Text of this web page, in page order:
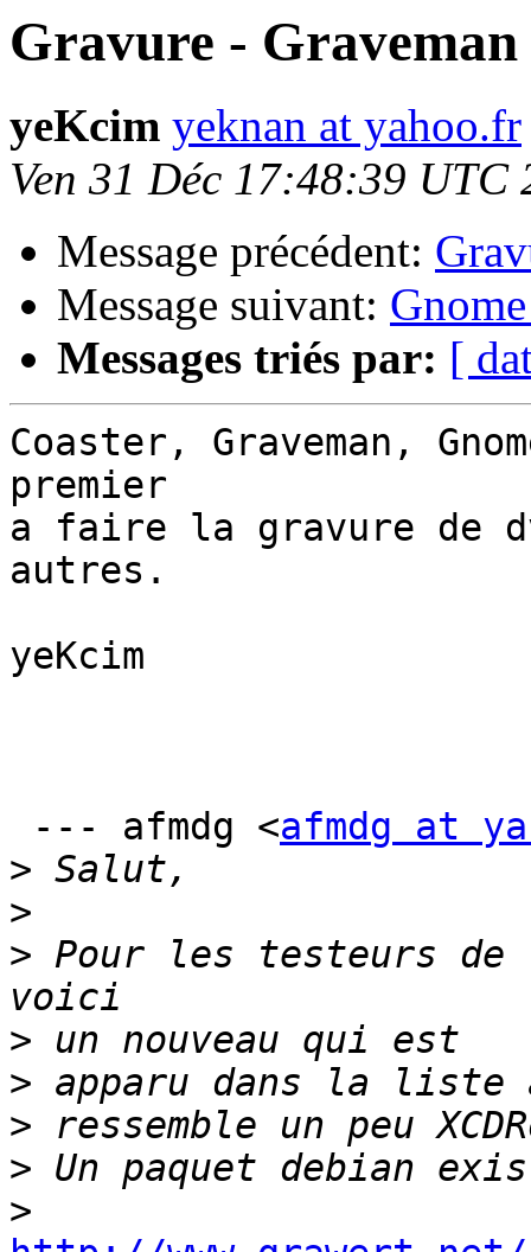
Gravure - Graveman
yeKcim yeknan at yahoo.fr
Ven 31 Déc 17:48:39 UTC
Message précédent:
Message suivant:
Messages triés par: [
Coaster, Graveman,
premier
a faire la gravure de
autres.
yeKcim
--- afmdg <afmdg at
>
>
> Pour les testeurs
>
>
>
>
>